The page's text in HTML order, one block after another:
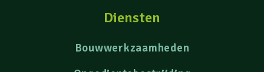
Diensten
Bouwwerkzaamheden